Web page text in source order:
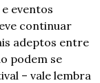
eventos
continuar
adeptos entre
podem se
– vale lembra